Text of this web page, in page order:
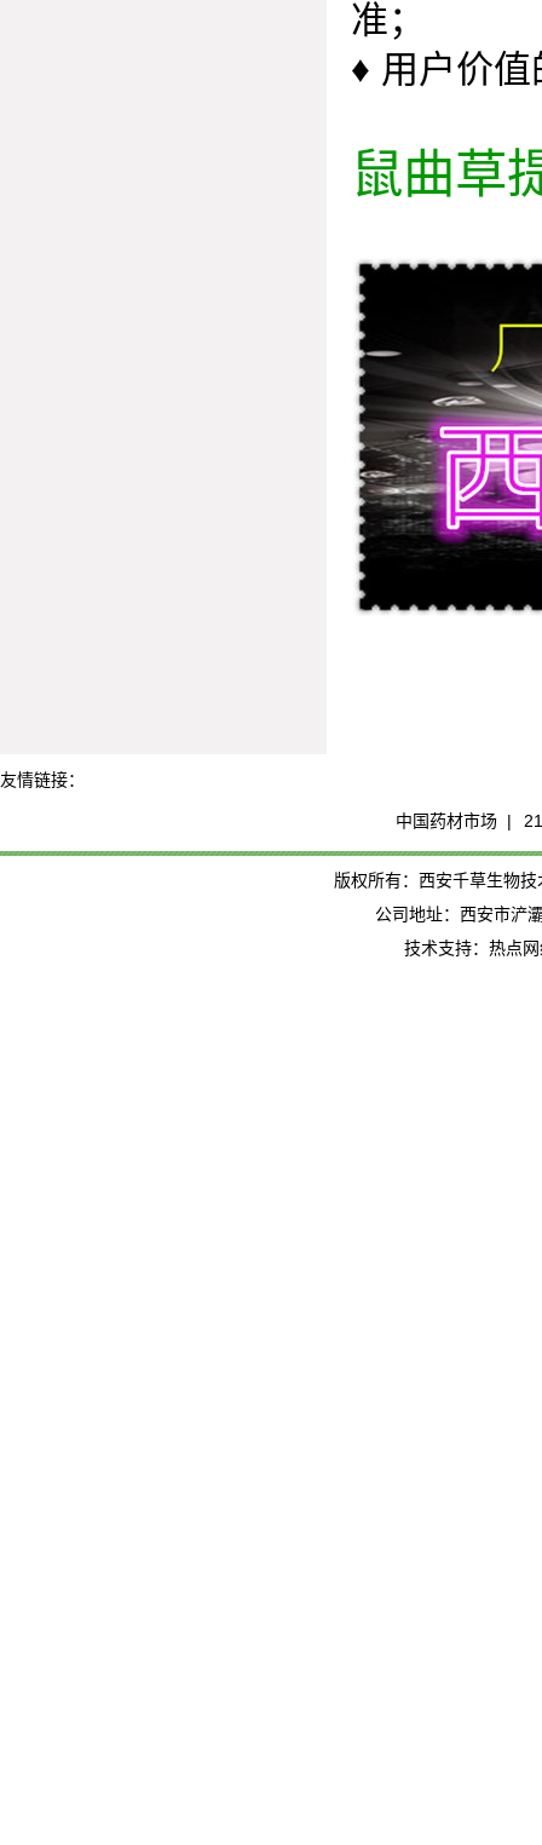
准；
♦ 用户价
鼠曲草
友情链接：
中国药材市场 |
版权所有：西安千草生物
公司地址：西安市浐
技术支持：热点